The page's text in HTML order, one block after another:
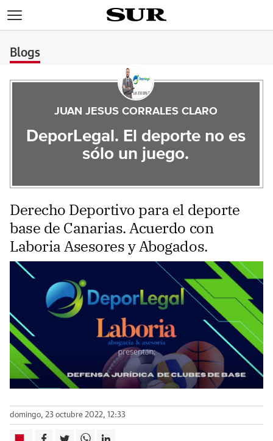
Blogs
JUAN JESUS CORRALES CLARO
DeporLegal. El deporte no es
sólo un juego.
Derecho Deportivo para el deporte
base de Canarias. Acuerdo con
Laboria Asesores y Abogados.
domingo, 23 octubre 2022, 12:33